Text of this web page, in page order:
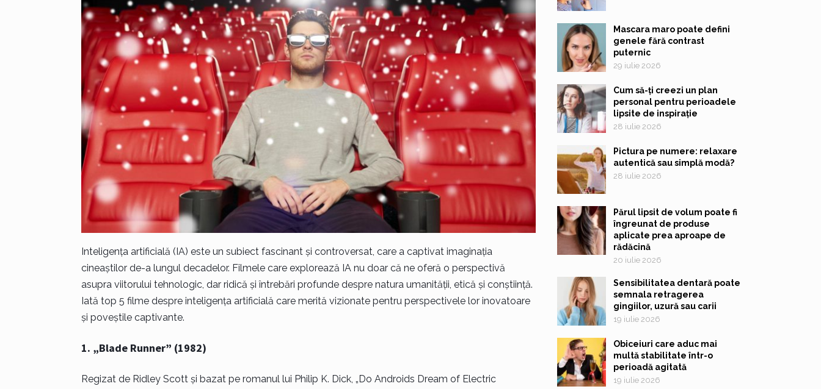
Inteligența artificială (IA) este un subiect fascinant și controversat, care a captivat imaginația
cineaștilor de-a lungul decadelor. Filmele care explorează IA nu doar că ne oferă o perspectivă
asupra viitorului tehnologic, dar ridică și întrebări profunde despre natura umanității, etică și conștiință.
Iată top 5 filme despre inteligența artificială care merită vizionate pentru perspectivele lor inovatoare
și poveștile captivante.
1. „Blade Runner” (1982)
Regizat de Ridley Scott și bazat pe romanul lui Philip K. Dick, „Do Androids Dream of Electric
Mascara maro poate defini
genele fără contrast
puternic
29 iulie 2026
Cum să-ți creezi un plan
personal pentru perioadele
lipsite de inspirație
28 iulie 2026
Pictura pe numere: relaxare
autentică sau simplă modă?
28 iulie 2026
Părul lipsit de volum poate fi
îngreunat de produse
aplicate prea aproape de
rădăcină
20 iulie 2026
Sensibilitatea dentară poate
semnala retragerea
gingiilor, uzură sau carii
19 iulie 2026
Obiceiuri care aduc mai
multă stabilitate într-o
perioadă agitată
19 iulie 2026